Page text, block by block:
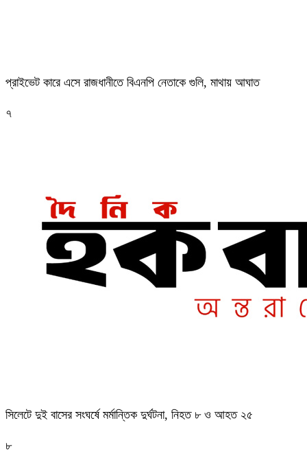
প্রাইভেট কারে এসে রাজধানীতে বিএনপি নেতাকে গুলি, মাথায় আঘাত
৭
সিলেটে দুই বাসের সংঘর্ষে মর্মান্তিক দুর্ঘটনা, নিহত ৮ ও আহত ২৫
৮